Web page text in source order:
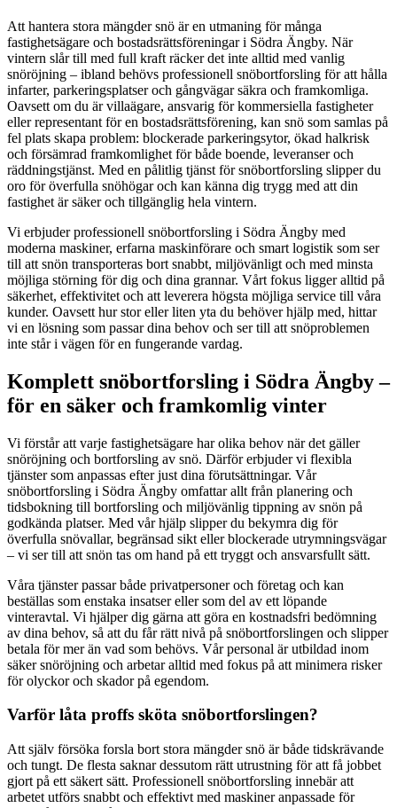
Att hantera stora mängder snö är en utmaning för många
fastighetsägare och bostadsrättsföreningar i Södra Ängby. När
vintern slår till med full kraft räcker det inte alltid med vanlig
snöröjning – ibland behövs professionell snöbortforsling för att hålla
infarter, parkeringsplatser och gångvägar säkra och framkomliga.
Oavsett om du är villaägare, ansvarig för kommersiella fastigheter
eller representant för en bostadsrättsförening, kan snö som samlas på
fel plats skapa problem: blockerade parkeringsytor, ökad halkrisk
och försämrad framkomlighet för både boende, leveranser och
räddningstjänst. Med en pålitlig tjänst för snöbortforsling slipper du
oro för överfulla snöhögar och kan känna dig trygg med att din
fastighet är säker och tillgänglig hela vintern.
Vi erbjuder professionell snöbortforsling i Södra Ängby med
moderna maskiner, erfarna maskinförare och smart logistik som ser
till att snön transporteras bort snabbt, miljövänligt och med minsta
möjliga störning för dig och dina grannar. Vårt fokus ligger alltid på
säkerhet, effektivitet och att leverera högsta möjliga service till våra
kunder. Oavsett hur stor eller liten yta du behöver hjälp med, hittar
vi en lösning som passar dina behov och ser till att snöproblemen
inte står i vägen för en fungerande vardag.
Komplett snöbortforsling i Södra Ängby –
för en säker och framkomlig vinter
Vi förstår att varje fastighetsägare har olika behov när det gäller
snöröjning och bortforsling av snö. Därför erbjuder vi flexibla
tjänster som anpassas efter just dina förutsättningar. Vår
snöbortforsling i Södra Ängby omfattar allt från planering och
tidsbokning till bortforsling och miljövänlig tippning av snön på
godkända platser. Med vår hjälp slipper du bekymra dig för
överfulla snövallar, begränsad sikt eller blockerade utrymningsvägar
– vi ser till att snön tas om hand på ett tryggt och ansvarsfullt sätt.
Våra tjänster passar både privatpersoner och företag och kan
beställas som enstaka insatser eller som del av ett löpande
vinteravtal. Vi hjälper dig gärna att göra en kostnadsfri bedömning
av dina behov, så att du får rätt nivå på snöbortforslingen och slipper
betala för mer än vad som behövs. Vår personal är utbildad inom
säker snöröjning och arbetar alltid med fokus på att minimera risker
för olyckor och skador på egendom.
Varför låta proffs sköta snöbortforslingen?
Att själv försöka forsla bort stora mängder snö är både tidskrävande
och tungt. De flesta saknar dessutom rätt utrustning för att få jobbet
gjort på ett säkert sätt. Professionell snöbortforsling innebär att
arbetet utförs snabbt och effektivt med maskiner anpassade för